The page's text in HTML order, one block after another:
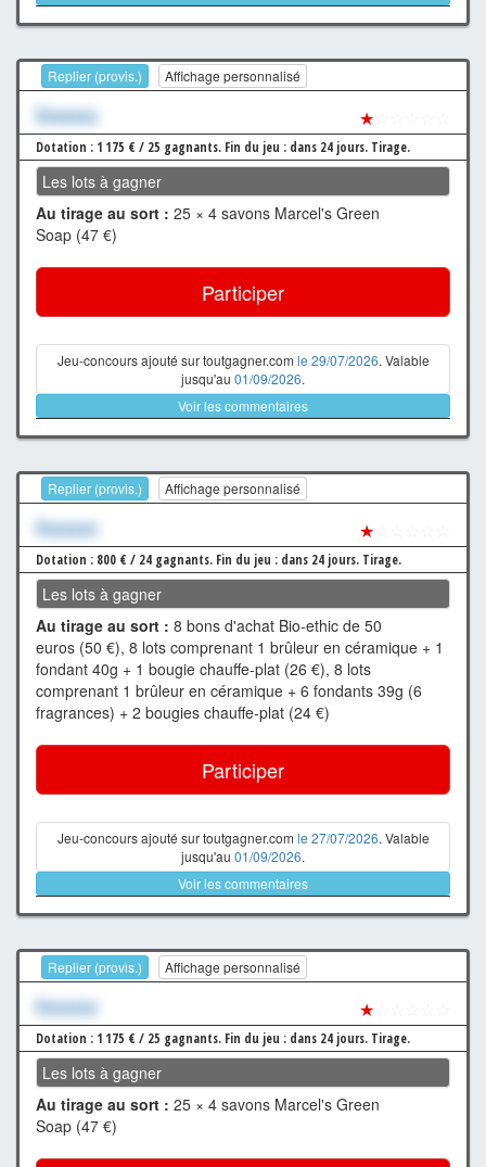
Replier (provis.) Affichage personnalisé
Xxxxxxx ★
Dotation : 1 175 € / 25 gagnants. Fin du jeu : dans 24 jours. Tirage.
Les lots à gagner
Au tirage au sort : 25 × 4 savons Marcel's Green
Soap (47 €)
Participer
Jeu-concours ajouté sur toutgagner.com le 29/07/2026. Valable
jusqu'au 01/09/2026.
Voir les commentaires
Replier (provis.) Affichage personnalisé
Xxxxxxx ★
Dotation : 800 € / 24 gagnants. Fin du jeu : dans 24 jours. Tirage.
Les lots à gagner
Au tirage au sort : 8 bons d'achat Bio-ethic de 50
euros (50 €), 8 lots comprenant 1 brûleur en céramique + 1
fondant 40g + 1 bougie chauffe-plat (26 €), 8 lots
comprenant 1 brûleur en céramique + 6 fondants 39g (6
fragrances) + 2 bougies chauffe-plat (24 €)
Participer
Jeu-concours ajouté sur toutgagner.com le 27/07/2026. Valable
jusqu'au 01/09/2026.
Voir les commentaires
Replier (provis.) Affichage personnalisé
Xxxxxxx ★
Dotation : 1 175 € / 25 gagnants. Fin du jeu : dans 24 jours. Tirage.
Les lots à gagner
Au tirage au sort : 25 × 4 savons Marcel's Green
Soap (47 €)